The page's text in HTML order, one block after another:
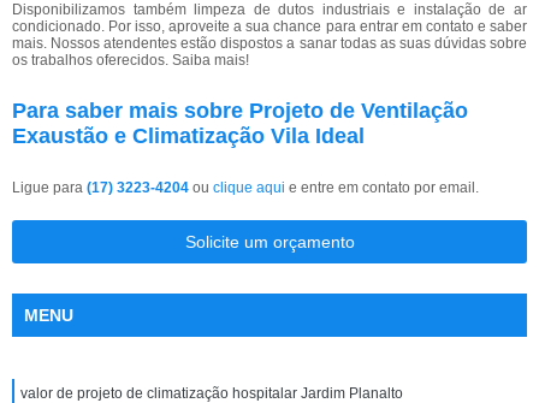
Disponibilizamos também limpeza de dutos industriais e instalação de ar
condicionado. Por isso, aproveite a sua chance para entrar em contato e saber
mais. Nossos atendentes estão dispostos a sanar todas as suas dúvidas sobre
os trabalhos oferecidos. Saiba mais!
Para saber mais sobre Projeto de Ventilação
Exaustão e Climatização Vila Ideal
Ligue para (17) 3223-4204 ou clique aqui e entre em contato por email.
Solicite um orçamento
MENU
valor de projeto de climatização hospitalar Jardim Planalto